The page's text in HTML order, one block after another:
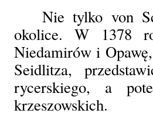
Nie tylko von
okolice. W 1378
Niedamirów i
Seidlitza,
rycerskiego, a
krzeszowskich.